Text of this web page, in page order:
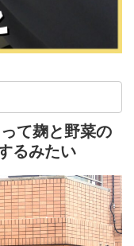
て麹と野菜の
るみたい